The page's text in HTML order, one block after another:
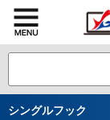
シングルフック